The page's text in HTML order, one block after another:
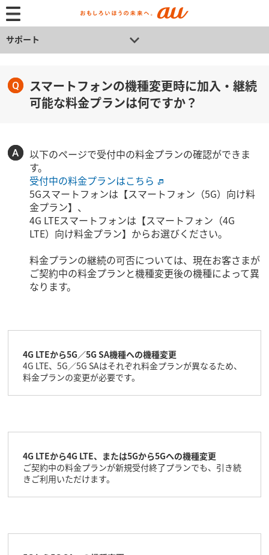
サポート
スマートフォンの機種変更時に加入・継続
可能な料金プランは何ですか？
以下のページで受付中の料金プランの確認ができま
す。
受付中の料金プランはこちら
5Gスマートフォンは【スマートフォン（5G）向け料
金プラン】、
4G LTEスマートフォンは【スマートフォン（4G
LTE）向け料金プラン】からお選びください。
料金プランの継続の可否については、現在お客さまが
ご契約中の料金プランと機種変更後の機種によって異
なります。
4G LTEから5G／5G SA機種への機種変更
4G LTE、5G／5G SAはそれぞれ料金プランが異なるため、
料金プランの変更が必要です。
4G LTEから4G LTE、または5Gから5Gへの機種変更
ご契約中の料金プランが新規受付終了プランでも、引き続
きご利用いただけます。